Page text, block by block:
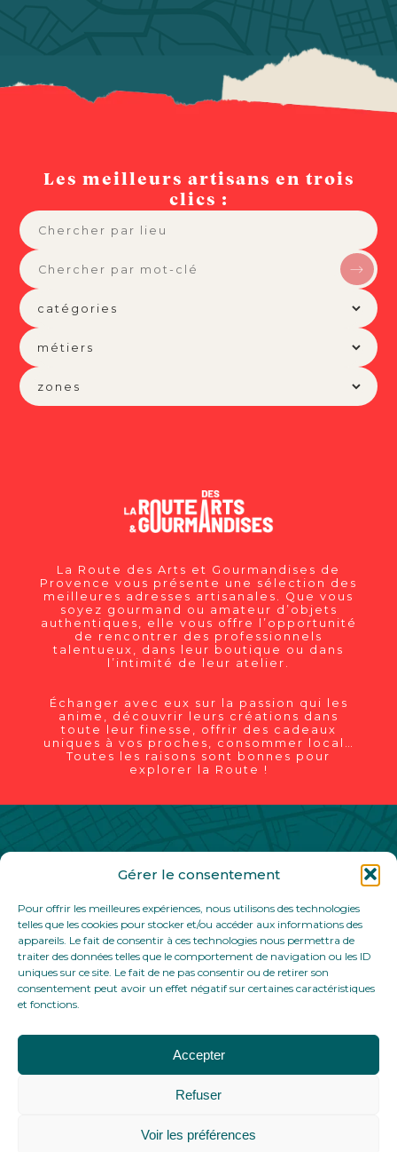
Gérer le consentement
Pour offrir les meilleures expériences, nous utilisons des technologies
telles que les cookies pour stocker et/ou accéder aux informations des
appareils. Le fait de consentir à ces technologies nous permettra de
traiter des données telles que le comportement de navigation ou les ID
uniques sur ce site. Le fait de ne pas consentir ou de retirer son
consentement peut avoir un effet négatif sur certaines caractéristiques
et fonctions.
Accepter
Refuser
Voir les préférences
Les meilleurs artisans en trois
clics :
La Route des Arts et Gourmandises de
Provence vous présente une sélection des
meilleures adresses artisanales. Que vous
soyez gourmand ou amateur d’objets
authentiques, elle vous offre l’opportunité
de rencontrer des professionnels
talentueux, dans leur boutique ou dans
l’intimité de leur atelier.
Échanger avec eux sur la passion qui les
anime, découvrir leurs créations dans
toute leur finesse, offrir des cadeaux
uniques à vos proches, consommer local…
Toutes les raisons sont bonnes pour
explorer la Route !
Politique de confidentialité